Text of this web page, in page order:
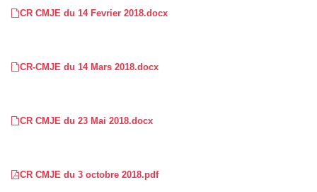
CR CMJE du 14 Fevrier 2018.docx
CR-CMJE du 14 Mars 2018.docx
CR CMJE du 23 Mai 2018.docx
CR CMJE du 3 octobre 2018.pdf